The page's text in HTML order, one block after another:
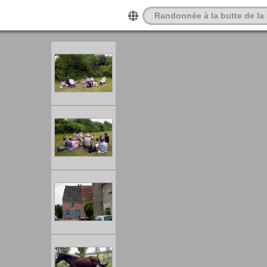
Randonnée à la butte de la